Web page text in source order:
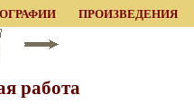
ПРОИЗВЕДЕНИЯ
работа